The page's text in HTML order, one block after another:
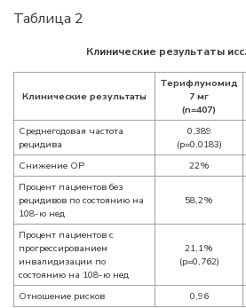
Таблица 2
Клинические результаты
Клинические результаты
Терифлуномид
7 мг
(n=407)
Среднегодовая частота
рецидива
0,389
(p=0,0183)
Снижение ОР 22%
Процент пациентов без
рецидивов по состоянию на
108-ю нед
58,2%
Процент пациентов с
прогрессированием
инвалидизации по
состоянию на 108-ю нед
21,1%
(p=0,762)
Отношение рисков 0,96